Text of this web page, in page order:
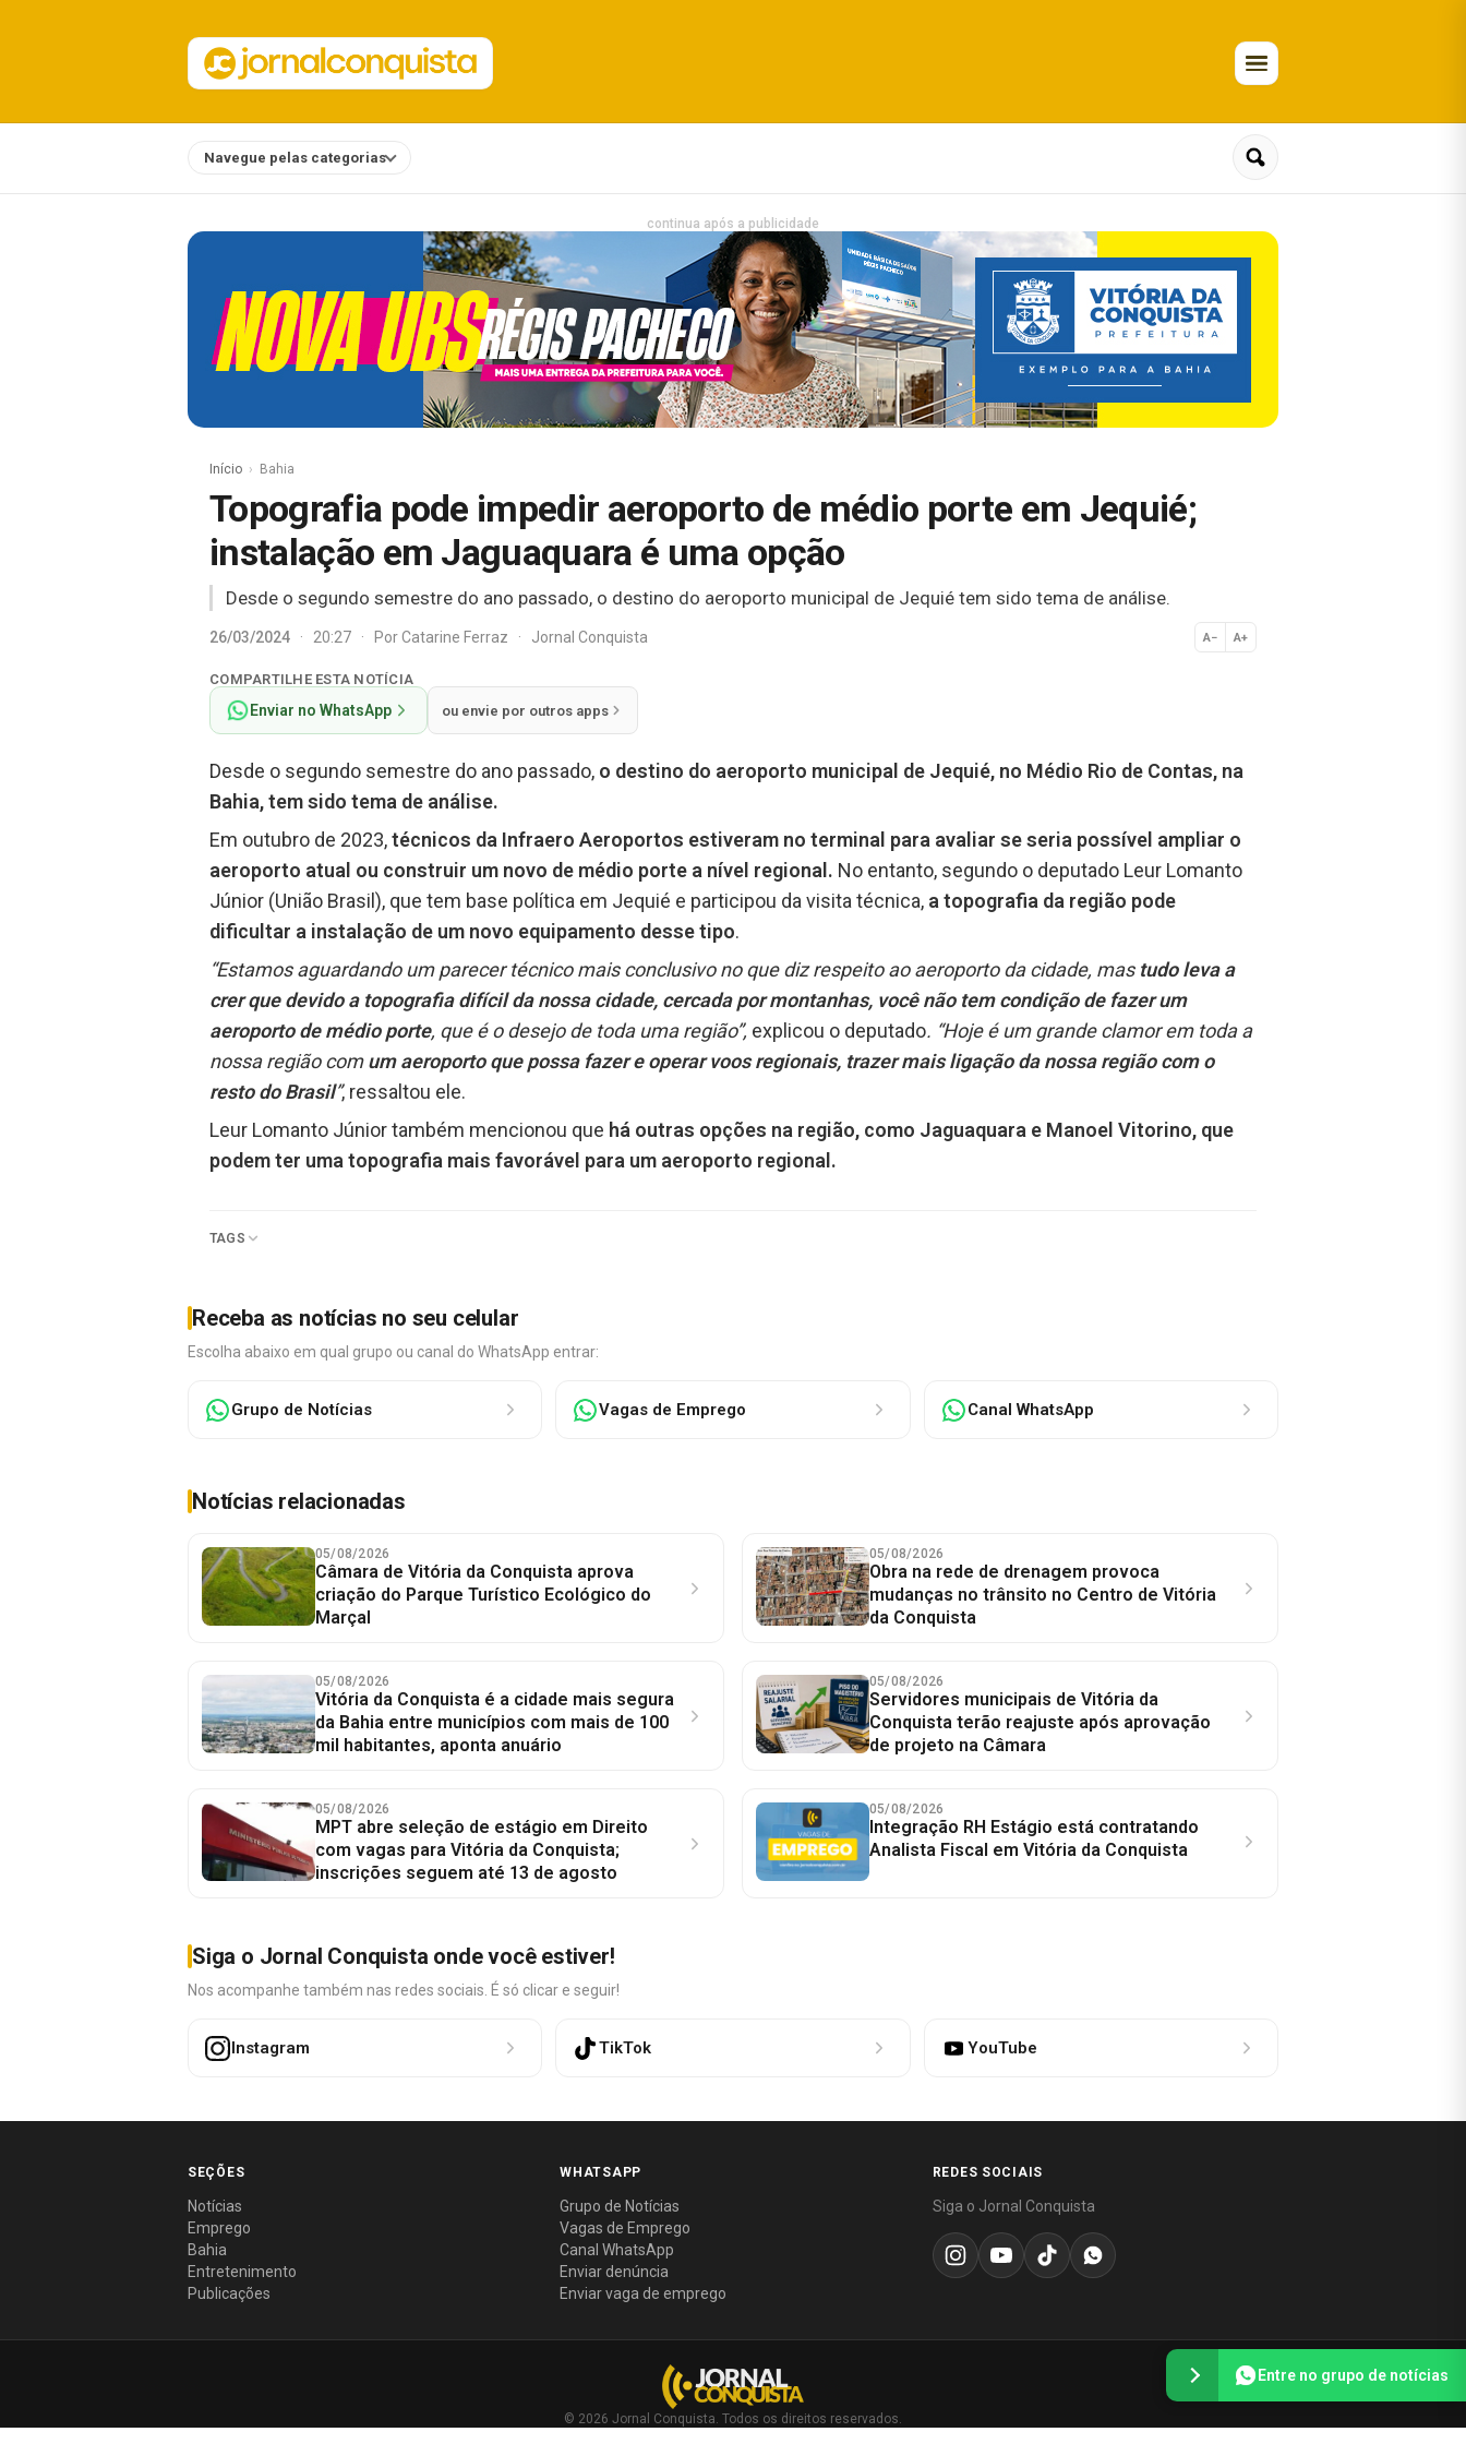
Navegue pelas categorias
continua após a publicidade
Início Bahia
Topografia pode impedir aeroporto de médio porte em Jequié;
instalação em Jaguaquara é uma opção
Desde o segundo semestre do ano passado, o destino do aeroporto municipal de Jequié tem sido tema de análise.
26/03/2024 · 20:27 · PorCatarine Ferraz · Jornal Conquista A− A+
Normal
COMPARTILHE ESTA NOTÍCIA
Enviar no WhatsApp ou envie por outros apps
Desde o segundo semestre do ano passado, o destino do aeroporto municipal de Jequié, no Médio Rio de Contas, na
Bahia, tem sido tema de análise.
Em outubro de 2023,técnicos da Infraero Aeroportos estiveram no terminal para avaliar se seria possível ampliar o
aeroporto atual ou construir um novo de médio porte a nível regional. No entanto, segundo o deputado Leur Lomanto
Júnior (União Brasil), que tem base política em Jequié e participou da visita técnica, a topografia da região pode
dificultar a instalação de um novo equipamento desse tipo.
“Estamos aguardando um parecer técnico mais conclusivo no que diz respeito ao aeroporto da cidade, mas tudo leva a
crer que devido a topografia difícil da nossa cidade, cercada por montanhas, você não tem condição de fazer um
aeroporto de médio porte, que é o desejo de toda uma região”, explicou o deputado. “Hoje é um grande clamor em toda a
nossa região comum aeroporto que possa fazer e operar voos regionais, trazer mais ligação da nossa região com o
resto do Brasil”, ressaltou ele.
Leur Lomanto Júnior também mencionou que há outras opções na região, como Jaguaquara e Manoel Vitorino, que
podem ter uma topografia mais favorável para um aeroporto regional.
TAGS
Receba as notícias no seu celular
Escolha abaixo em qual grupo ou canal do WhatsApp entrar:
Grupo de Notícias Vagas de Emprego Canal WhatsApp
Notícias relacionadas
05/08/2026
Câmara de Vitória da Conquista aprova
criação do Parque Turístico Ecológico do
Marçal
05/08/2026
Obra na rede de drenagem provoca
mudanças no trânsito no Centro de Vitória
da Conquista
05/08/2026
Vitória da Conquista é a cidade mais segura
da Bahia entre municípios com mais de 100
mil habitantes, aponta anuário
05/08/2026
Servidores municipais de Vitória da
Conquista terão reajuste após aprovação
de projeto na Câmara
05/08/2026
MPT abre seleção de estágio em Direito
com vagas para Vitória da Conquista;
inscrições seguem até 13 de agosto
05/08/2026
Integração RH Estágio está contratando
Analista Fiscal em Vitória da Conquista
Siga o Jornal Conquista onde você estiver!
Nos acompanhe também nas redes sociais. É só clicar e seguir!
Instagram TikTok YouTube
SEÇÕES
Notícias
Emprego
Bahia
Entretenimento
Publicações
WHATSAPP
Grupo de Notícias
Vagas de Emprego
Canal WhatsApp
Enviar denúncia
Enviar vaga de emprego
REDES SOCIAIS
Siga o Jornal Conquista
© 2026 Jornal Conquista. Todos os direitos reservados.
Entre no grupo de notícias